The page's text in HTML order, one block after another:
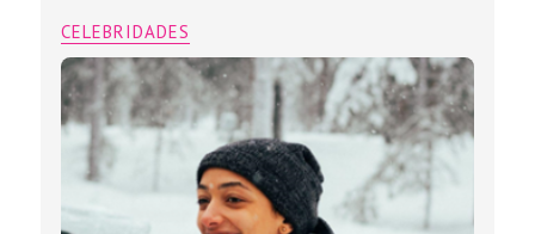
CELEBRIDADES